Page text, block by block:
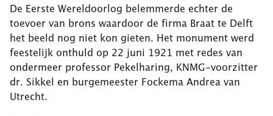
De Eerste Wereldoorlog belemmerde echter de
toevoer van brons waardoor de firma Braat te Delft
het beeld nog niet kon gieten. Het monument werd
feestelijk onthuld op 22 juni 1921 met redes van
ondermeer professor Pekelharing, KNMG-voorzitter
dr. Sikkel en burgemeester Fockema Andrea van
Utrecht.